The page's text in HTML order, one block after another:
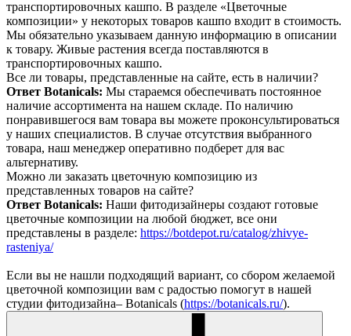
транспортировочных кашпо. В разделе «Цветочные
композиции» у некоторых товаров кашпо входит в стоимость.
Мы обязательно указываем данную информацию в описании
к товару. Живые растения всегда поставляются в
транспортировочных кашпо.
Все ли товары, представленные на сайте, есть в наличии?
Ответ Botanicals: Мы стараемся обеспечивать постоянное
наличие ассортимента на нашем складе. По наличию
понравившегося вам товара вы можете проконсультироваться
у наших специалистов. В случае отсутствия выбранного
товара, наш менеджер оперативно подберет для вас
альтернативу.
Можно ли заказать цветочную композицию из
представленных товаров на сайте?
Ответ Botanicals: Наши фитодизайнеры создают готовые
цветочные композиции на любой бюджет, все они
представлены в разделе: https://botdepot.ru/catalog/zhivye-
rasteniya/
Если вы не нашли подходящий вариант, со сбором желаемой
цветочной композиции вам с радостью помогут в нашей
студии фитодизайна– Botanicals (https://botanicals.ru/).